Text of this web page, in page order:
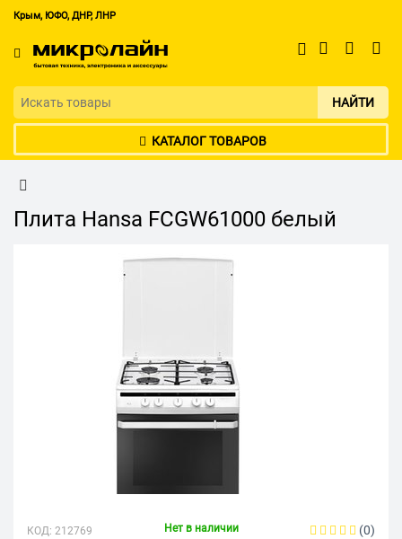
Крым, ЮФО, ДНР, ЛНР
НАЙТИ
КАТАЛОГ ТОВАРОВ
Плита Hansa FCGW61000 белый
КОД: 212769 Нет в наличии (0)